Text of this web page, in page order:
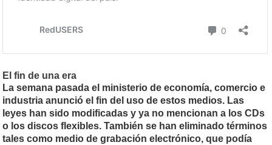
El fin de una era
La semana pasada el ministerio de economía, comercio e
industria anunció el fin del uso de estos medios. Las
leyes han sido modificadas y ya no mencionan a los CDs
o los discos flexibles. También se han eliminado términos
tales como medio de grabación electrónico, que podía